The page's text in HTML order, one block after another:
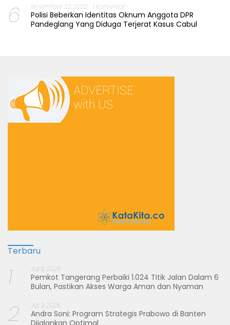
6 November 22, 2022 1 Komentar
Polisi Beberkan Identitas Oknum Anggota DPR
Pandeglang Yang Diduga Terjerat Kasus Cabul
Terbaru
1 Juli 8, 2026
Pemkot Tangerang Perbaiki 1.024 Titik Jalan Dalam 6
Bulan, Pastikan Akses Warga Aman dan Nyaman
2 Juli 3, 2026
Andra Soni: Program Strategis Prabowo di Banten